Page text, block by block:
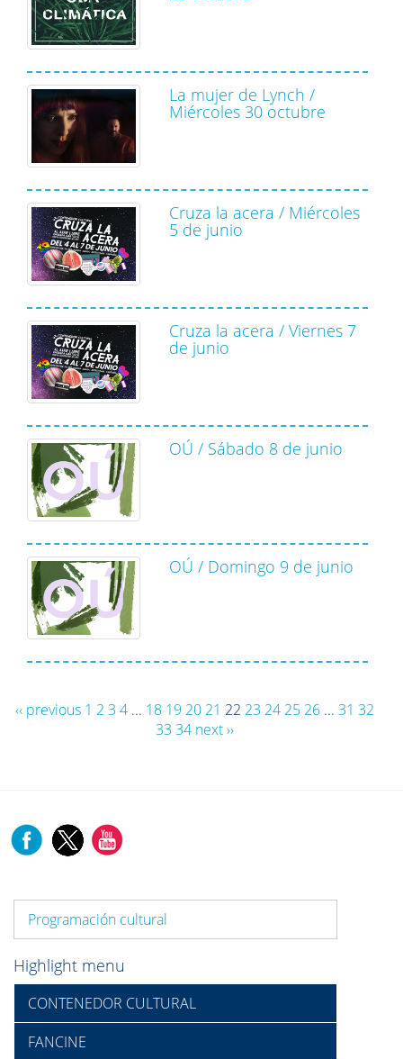
La mujer de Lynch /
Miércoles 30 octubre
Cruza la acera / Miércoles
5 de junio
Cruza la acera / Viernes 7
de junio
OÚ / Sábado 8 de junio
OÚ / Domingo 9 de junio
‹‹ previous 1 2 3 4... 18 19 20 21 22 23 24 25 26... 31 32
33 34 next ››
Programación cultural
Highlight menu
CONTENEDOR CULTURAL
FANCINE